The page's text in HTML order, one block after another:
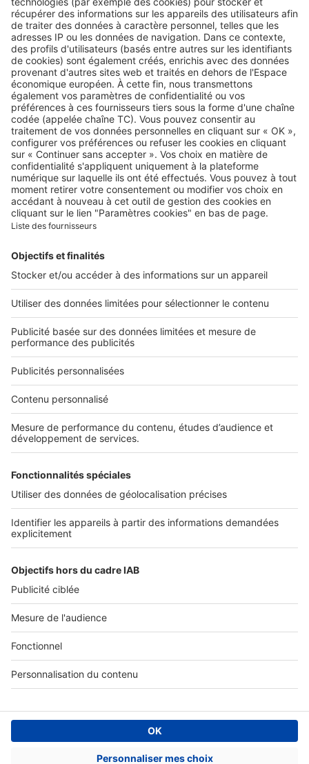
Retrouvez-nous sur …
A propos
Qui sommes-nous ?
Contacter le service client
Nous rejoindre
Presse
Nos applications
Découvrez nos applications
Services pro
Accès client
Informations légales
Politique Générale de Protection des Données
Charte éditeur
Paramétrer mes cookies
Digital Classifieds France SAS © 2024 - all rights